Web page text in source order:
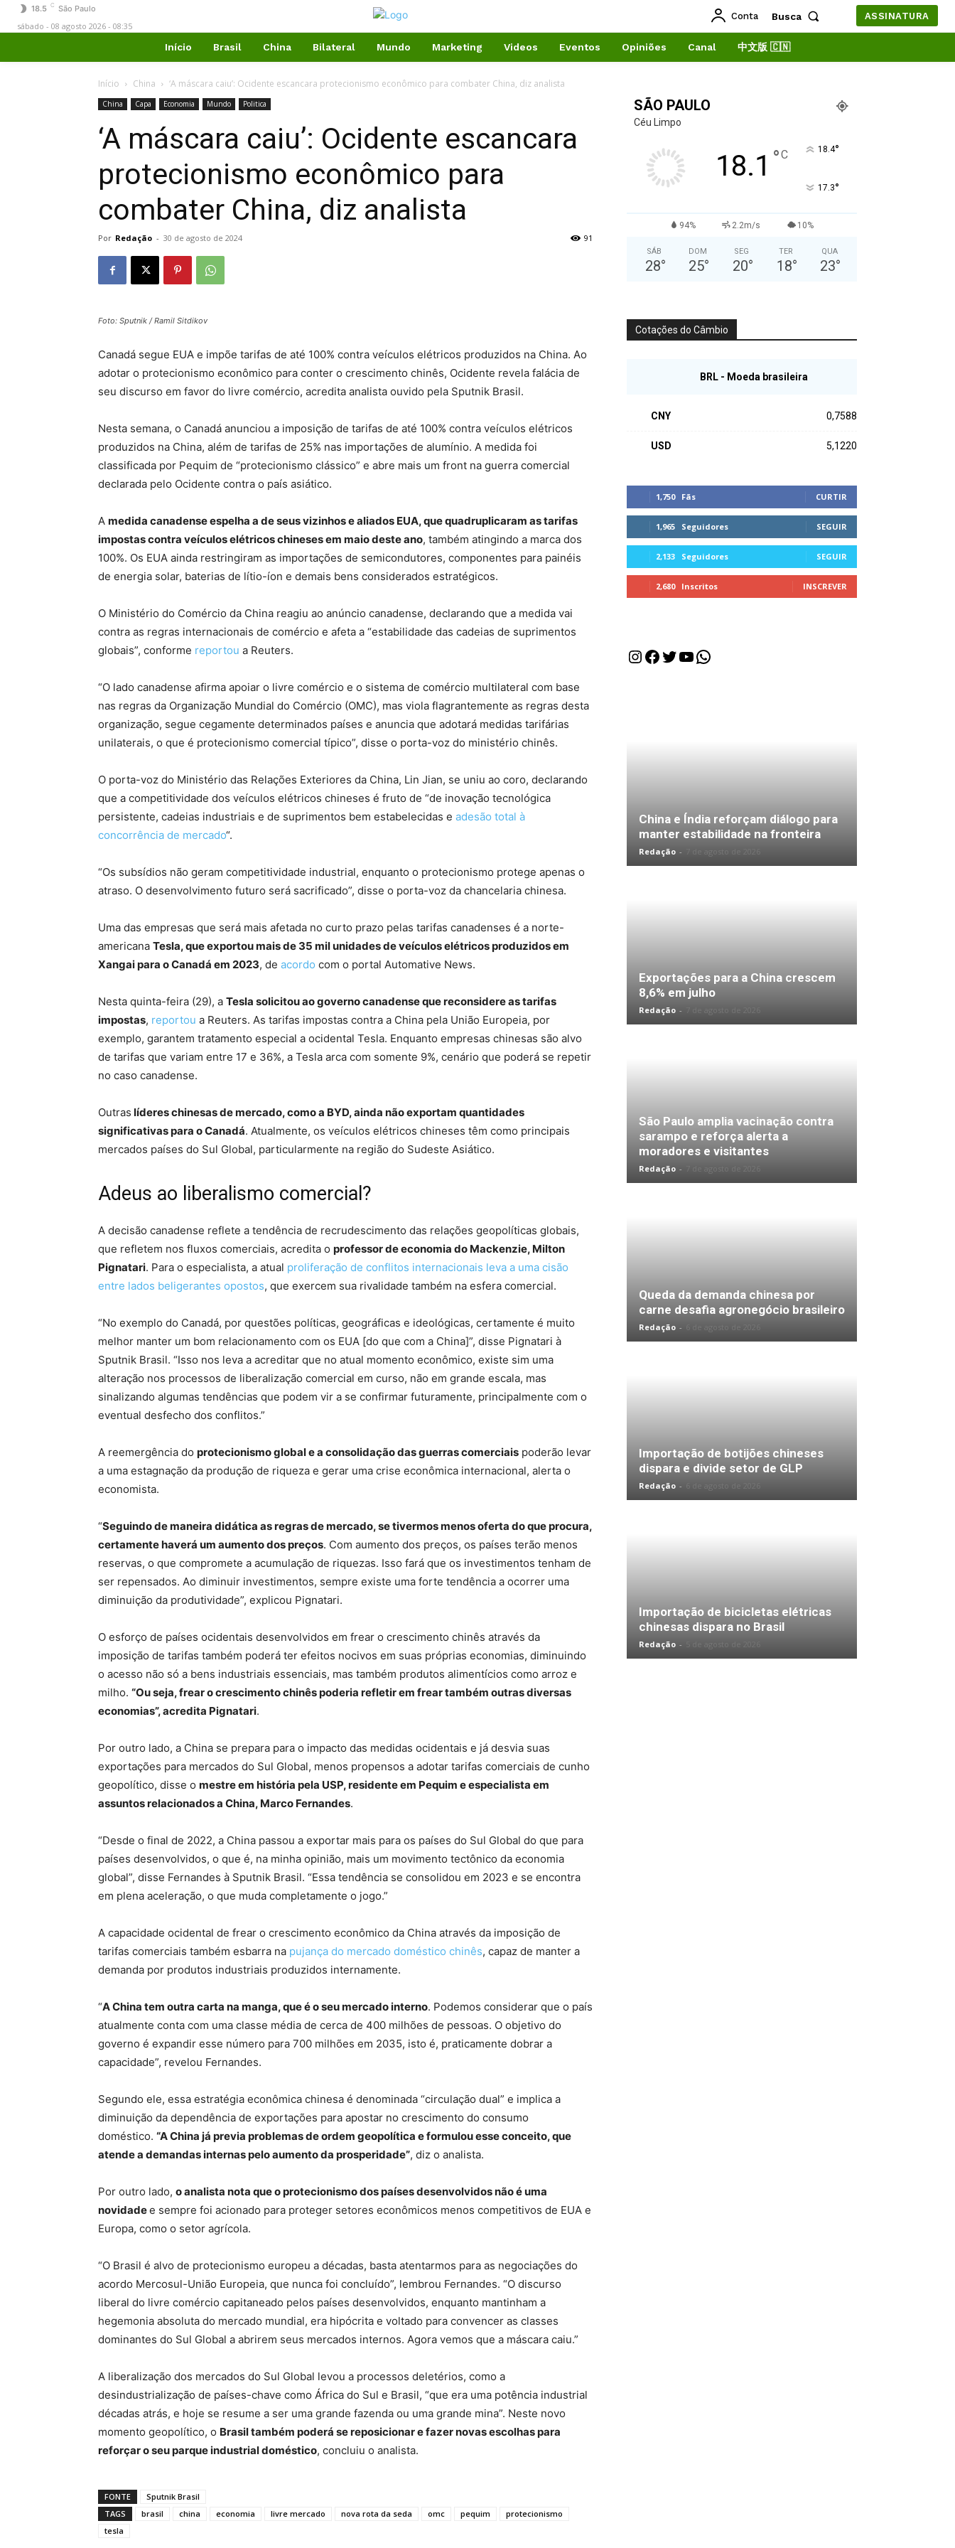
18.5 C São Paulo
sábado - 08 agosto 2026 - 08:35
Conta Busca ASSINATURA
Início Brasil China Bilateral Mundo Marketing Videos Eventos Opiniões Canal 中文版 🇨🇳
Início China ‘A máscara caiu’: Ocidente escancara protecionismo econômico para combater China, diz analista
China Capa Economia Mundo Politica
‘A máscara caiu’: Ocidente escancara
protecionismo econômico para
combater China, diz analista
Por Redação - 30 de agosto de 2024 91
Foto: Sputnik / Ramil Sitdikov
Canadá segue EUA e impõe tarifas de até 100% contra veículos elétricos produzidos na China. Ao
adotar o protecionismo econômico para conter o crescimento chinês, Ocidente revela falácia de
seu discurso em favor do livre comércio, acredita analista ouvido pela Sputnik Brasil.
Nesta semana, o Canadá anunciou a imposição de tarifas de até 100% contra veículos elétricos
produzidos na China, além de tarifas de 25% nas importações de alumínio. A medida foi
classificada por Pequim de “protecionismo clássico” e abre mais um front na guerra comercial
declarada pelo Ocidente contra o país asiático.
A medida canadense espelha a de seus vizinhos e aliados EUA, que quadruplicaram as tarifas
impostas contra veículos elétricos chineses em maio deste ano, também atingindo a marca dos
100%. Os EUA ainda restringiram as importações de semicondutores, componentes para painéis
de energia solar, baterias de lítio-íon e demais bens considerados estratégicos.
O Ministério do Comércio da China reagiu ao anúncio canadense, declarando que a medida vai
contra as regras internacionais de comércio e afeta a “estabilidade das cadeias de suprimentos
globais”, conforme reportou a Reuters.
“O lado canadense afirma apoiar o livre comércio e o sistema de comércio multilateral com base
nas regras da Organização Mundial do Comércio (OMC), mas viola flagrantemente as regras desta
organização, segue cegamente determinados países e anuncia que adotará medidas tarifárias
unilaterais, o que é protecionismo comercial típico”, disse o porta-voz do ministério chinês.
O porta-voz do Ministério das Relações Exteriores da China, Lin Jian, se uniu ao coro, declarando
que a competitividade dos veículos elétricos chineses é fruto de “de inovação tecnológica
persistente, cadeias industriais e de suprimentos bem estabelecidas e adesão total à
concorrência de mercado“.
“Os subsídios não geram competitividade industrial, enquanto o protecionismo protege apenas o
atraso. O desenvolvimento futuro será sacrificado”, disse o porta-voz da chancelaria chinesa.
Uma das empresas que será mais afetada no curto prazo pelas tarifas canadenses é a norte-
americana Tesla, que exportou mais de 35 mil unidades de veículos elétricos produzidos em
Xangai para o Canadá em 2023, de acordo com o portal Automative News.
Nesta quinta-feira (29), a Tesla solicitou ao governo canadense que reconsidere as tarifas
impostas, reportou a Reuters. As tarifas impostas contra a China pela União Europeia, por
exemplo, garantem tratamento especial a ocidental Tesla. Enquanto empresas chinesas são alvo
de tarifas que variam entre 17 e 36%, a Tesla arca com somente 9%, cenário que poderá se repetir
no caso canadense.
Outras líderes chinesas de mercado, como a BYD, ainda não exportam quantidades
significativas para o Canadá. Atualmente, os veículos elétricos chineses têm como principais
mercados países do Sul Global, particularmente na região do Sudeste Asiático.
Adeus ao liberalismo comercial?
A decisão canadense reflete a tendência de recrudescimento das relações geopolíticas globais,
que refletem nos fluxos comerciais, acredita o professor de economia do Mackenzie, Milton
Pignatari. Para o especialista, a atual proliferação de conflitos internacionais leva a uma cisão
entre lados beligerantes opostos, que exercem sua rivalidade também na esfera comercial.
“No exemplo do Canadá, por questões políticas, geográficas e ideológicas, certamente é muito
melhor manter um bom relacionamento com os EUA [do que com a China]”, disse Pignatari à
Sputnik Brasil. “Isso nos leva a acreditar que no atual momento econômico, existe sim uma
alteração nos processos de liberalização comercial em curso, não em grande escala, mas
sinalizando algumas tendências que podem vir a se confirmar futuramente, principalmente com o
eventual desfecho dos conflitos.”
A reemergência do protecionismo global e a consolidação das guerras comerciais poderão levar
a uma estagnação da produção de riqueza e gerar uma crise econômica internacional, alerta o
economista.
“Seguindo de maneira didática as regras de mercado, se tivermos menos oferta do que procura,
certamente haverá um aumento dos preços. Com aumento dos preços, os países terão menos
reservas, o que compromete a acumulação de riquezas. Isso fará que os investimentos tenham de
ser repensados. Ao diminuir investimentos, sempre existe uma forte tendência a ocorrer uma
diminuição da produtividade”, explicou Pignatari.
O esforço de países ocidentais desenvolvidos em frear o crescimento chinês através da
imposição de tarifas também poderá ter efeitos nocivos em suas próprias economias, diminuindo
o acesso não só a bens industriais essenciais, mas também produtos alimentícios como arroz e
milho. “Ou seja, frear o crescimento chinês poderia refletir em frear também outras diversas
economias”, acredita Pignatari.
Por outro lado, a China se prepara para o impacto das medidas ocidentais e já desvia suas
exportações para mercados do Sul Global, menos propensos a adotar tarifas comerciais de cunho
geopolítico, disse o mestre em história pela USP, residente em Pequim e especialista em
assuntos relacionados a China, Marco Fernandes.
“Desde o final de 2022, a China passou a exportar mais para os países do Sul Global do que para
países desenvolvidos, o que é, na minha opinião, mais um movimento tectônico da economia
global”, disse Fernandes à Sputnik Brasil. “Essa tendência se consolidou em 2023 e se encontra
em plena aceleração, o que muda completamente o jogo.”
A capacidade ocidental de frear o crescimento econômico da China através da imposição de
tarifas comerciais também esbarra na pujança do mercado doméstico chinês, capaz de manter a
demanda por produtos industriais produzidos internamente.
“A China tem outra carta na manga, que é o seu mercado interno. Podemos considerar que o país
atualmente conta com uma classe média de cerca de 400 milhões de pessoas. O objetivo do
governo é expandir esse número para 700 milhões em 2035, isto é, praticamente dobrar a
capacidade”, revelou Fernandes.
Segundo ele, essa estratégia econômica chinesa é denominada “circulação dual” e implica a
diminuição da dependência de exportações para apostar no crescimento do consumo
doméstico. “A China já previa problemas de ordem geopolítica e formulou esse conceito, que
atende a demandas internas pelo aumento da prosperidade”, diz o analista.
Por outro lado, o analista nota que o protecionismo dos países desenvolvidos não é uma
novidadee sempre foi acionado para proteger setores econômicos menos competitivos de EUA e
Europa, como o setor agrícola.
“O Brasil é alvo de protecionismo europeu a décadas, basta atentarmos para as negociações do
acordo Mercosul-União Europeia, que nunca foi concluído”, lembrou Fernandes. “O discurso
liberal do livre comércio capitaneado pelos países desenvolvidos, enquanto mantinham a
hegemonia absoluta do mercado mundial, era hipócrita e voltado para convencer as classes
dominantes do Sul Global a abrirem seus mercados internos. Agora vemos que a máscara caiu.”
A liberalização dos mercados do Sul Global levou a processos deletérios, como a
desindustrialização de países-chave como África do Sul e Brasil, “que era uma potência industrial
décadas atrás, e hoje se resume a ser uma grande fazenda ou uma grande mina”. Neste novo
momento geopolítico, o Brasil também poderá se reposicionar e fazer novas escolhas para
reforçar o seu parque industrial doméstico, concluiu o analista.
FONTE
Sputnik Brasil
TAGS
brasil china economia livre mercado nova rota da seda omc pequim
protecionismo
tesla
SÃO PAULO
Céu Limpo
18.1 °C 18.4°
17.3°
94% 2.2m/s 10%
SÁB
28°
DOM
25°
SEG
20°
TER
18°
QUA
23°
Cotações do Câmbio
BRL - Moeda brasileira
CNY 0,7588
USD 5,1220
1,750 Fãs CURTIR
1,965 Seguidores SEGUIR
2,133 Seguidores SEGUIR
2,680 Inscritos INSCREVER
Instagram
Facebook
Twitter
Youtube
WhatsApp
China e Índia reforçam diálogo para
manter estabilidade na fronteira
Redação - 7 de agosto de 2026
Exportações para a China crescem
8,6% em julho
Redação - 7 de agosto de 2026
São Paulo amplia vacinação contra
sarampo e reforça alerta a
moradores e visitantes
Redação - 7 de agosto de 2026
Queda da demanda chinesa por
carne desafia agronegócio brasileiro
Redação -
Importação de botijões chineses
dispara e divide setor de GLP
Redação -
Importação de bicicletas elétricas
chinesas dispara no Brasil
Redação -